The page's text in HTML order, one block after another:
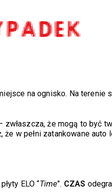
na ognisko. Na terenie
że mogą to być
w pełni zatankowane auto
ELO “Time”. CZAS